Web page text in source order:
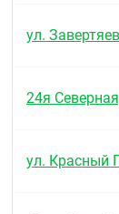
Нечасто:
зуд
В отдельных
Нечасто:
ул.
24я
ул. Красный